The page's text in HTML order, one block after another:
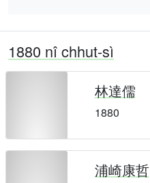
1880 nî chhut-sì
林達儒
1880
浦崎康哲